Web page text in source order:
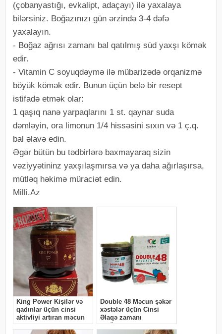
(çobanyastığı, evkalipt, adaçayı) ilə yaxalaya
bilərsiniz. Boğazınızı gün ərzində 3-4 dəfə
yaxalayın.
- Boğaz ağrısı zamanı bal qatılmış süd yaxşı kömək
edir.
- Vitamin C soyuqdəymə ilə mübarizədə orqanizmə
böyük kömək edir. Bunun üçün belə bir resept
istifadə etmək olar:
1 qaşıq nanə yarpaqlarını 1 st. qaynar suda
dəmləyin, ora limonun 1/4 hissəsini sıxın və 1 ç.q.
bal əlavə edin.
Əgər bütün bu tədbirlərə baxmayaraq sizin
vəziyyətininz yaxşılaşmırsa və ya daha ağırlaşırsa,
mütləq həkimə müraciət edin.
Milli.Az